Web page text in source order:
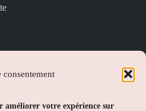
consentement
améliorer votre expérience sur